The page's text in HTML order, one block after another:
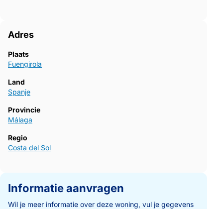
Adres
Plaats
Fuengirola
Land
Spanje
Provincie
Málaga
Regio
Costa del Sol
Informatie aanvragen
Wil je meer informatie over deze woning, vul je gegevens